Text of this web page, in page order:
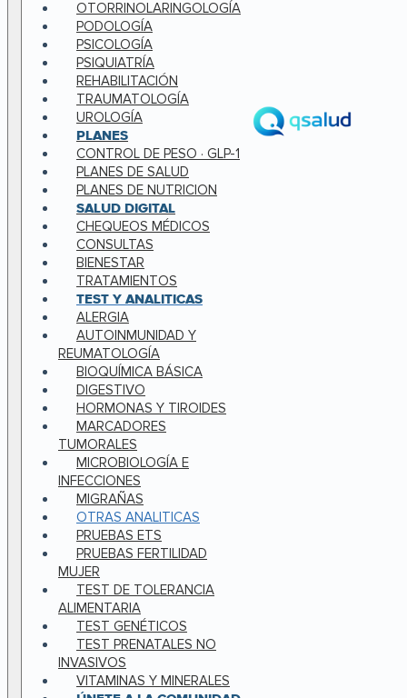
OTORRINOLARINGOLOGÍA
PODOLOGÍA
PSICOLOGÍA
PSIQUIATRÍA
REHABILITACIÓN
TRAUMATOLOGÍA
UROLOGÍA
PLANES
CONTROL DE PESO · GLP-1
PLANES DE SALUD
PLANES DE NUTRICION
SALUD DIGITAL
CHEQUEOS MÉDICOS
CONSULTAS
BIENESTAR
TRATAMIENTOS
TEST Y ANALITICAS
ALERGIA
AUTOINMUNIDAD Y
REUMATOLOGÍA
BIOQUÍMICA BÁSICA
DIGESTIVO
HORMONAS Y TIROIDES
MARCADORES
TUMORALES
MICROBIOLOGÍA E
INFECCIONES
MIGRAÑAS
OTRAS ANALITICAS
PRUEBAS ETS
PRUEBAS FERTILIDAD
MUJER
TEST DE TOLERANCIA
ALIMENTARIA
TEST GENÉTICOS
TEST PRENATALES NO
INVASIVOS
VITAMINAS Y MINERALES